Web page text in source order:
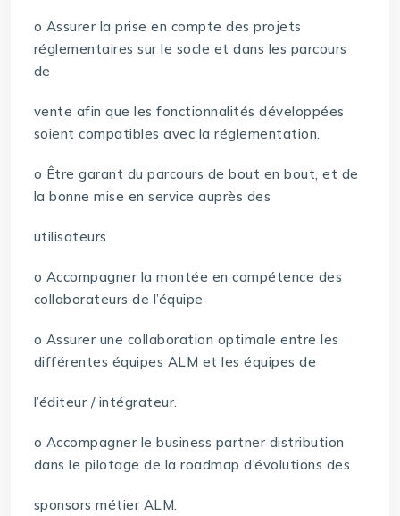
o Assurer la prise en compte des projets
réglementaires sur le socle et dans les parcours
de
vente afin que les fonctionnalités développées
soient compatibles avec la réglementation.
o Être garant du parcours de bout en bout, et de
la bonne mise en service auprès des
utilisateurs
o Accompagner la montée en compétence des
collaborateurs de l’équipe
o Assurer une collaboration optimale entre les
différentes équipes ALM et les équipes de
l’éditeur / intégrateur.
o Accompagner le business partner distribution
dans le pilotage de la roadmap d’évolutions des
sponsors métier ALM.